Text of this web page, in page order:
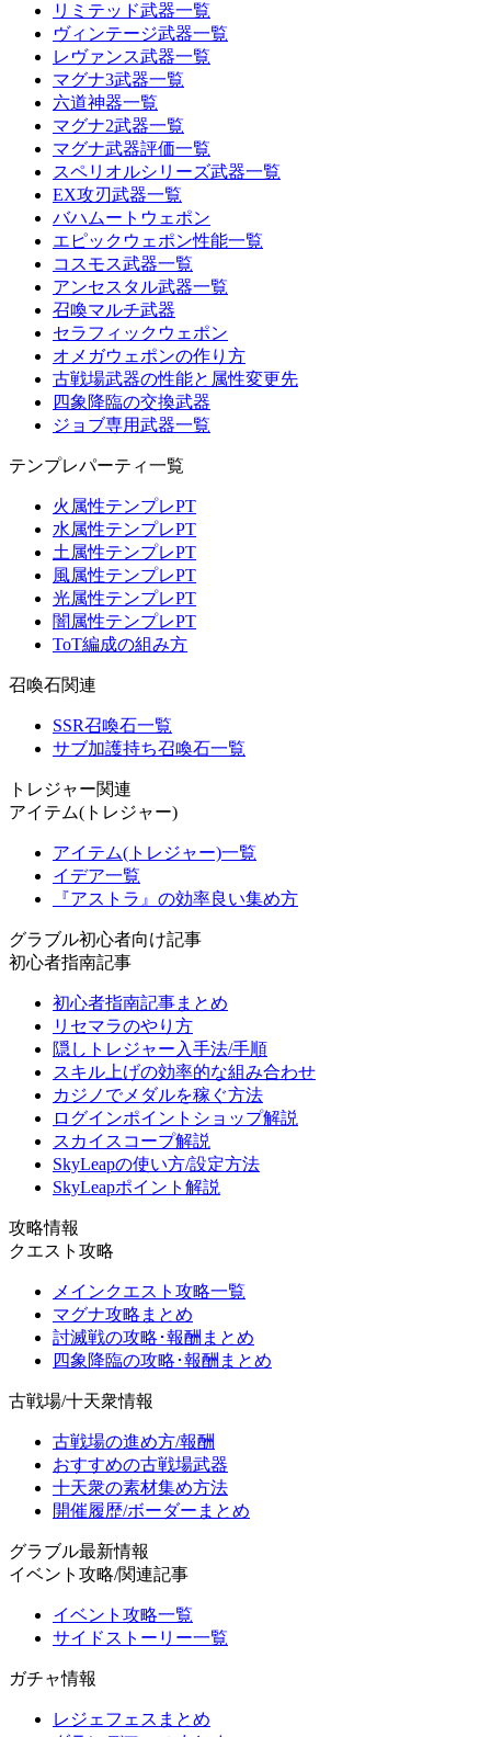
リミテッド武器一覧
ヴィンテージ武器一覧
レヴァンス武器一覧
マグナ3武器一覧
六道神器一覧
マグナ2武器一覧
マグナ武器評価一覧
スペリオルシリーズ武器一覧
EX攻刃武器一覧
バハムートウェポン
エピックウェポン性能一覧
コスモス武器一覧
アンセスタル武器一覧
召喚マルチ武器
セラフィックウェポン
オメガウェポンの作り方
古戦場武器の性能と属性変更先
四象降臨の交換武器
ジョブ専用武器一覧
テンプレパーティ一覧
火属性テンプレPT
水属性テンプレPT
土属性テンプレPT
風属性テンプレPT
光属性テンプレPT
闇属性テンプレPT
ToT編成の組み方
召喚石関連
SSR召喚石一覧
サブ加護持ち召喚石一覧
トレジャー関連
アイテム(トレジャー)
アイテム(トレジャー)一覧
イデア一覧
『アストラ』の効率良い集め方
グラブル初心者向け記事
初心者指南記事
初心者指南記事まとめ
リセマラのやり方
隠しトレジャー入手法/手順
スキル上げの効率的な組み合わせ
カジノでメダルを稼ぐ方法
ログインポイントショップ解説
スカイスコープ解説
SkyLeapの使い方/設定方法
SkyLeapポイント解説
攻略情報
クエスト攻略
メインクエスト攻略一覧
マグナ攻略まとめ
討滅戦の攻略･報酬まとめ
四象降臨の攻略･報酬まとめ
古戦場/十天衆情報
古戦場の進め方/報酬
おすすめの古戦場武器
十天衆の素材集め方法
開催履歴/ボーダーまとめ
グラブル最新情報
イベント攻略/関連記事
イベント攻略一覧
サイドストーリー一覧
ガチャ情報
レジェフェスまとめ